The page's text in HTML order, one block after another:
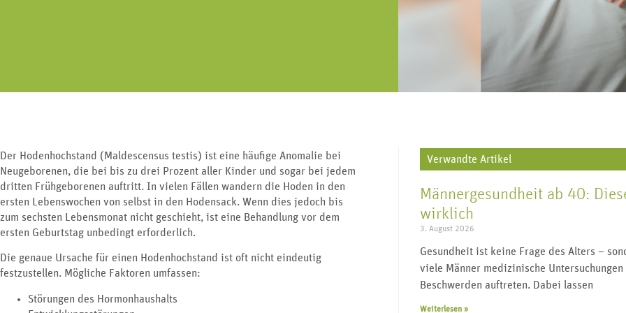
Geschlechtskrankheiten,
Transgender, Wechseljahre uvm.
„Urologie für alle“ lebt von regem
Austausch und vielen Impulsgebern.
Werden Sie Teil der Community und
folgen Sie uns.
Der Hodenhochstand (Maldescensus testis) ist eine häufige Anomalie bei
Neugeborenen, die bei bis zu drei Prozent aller Kinder und sogar bei jedem
dritten Frühgeborenen auftritt. In vielen Fällen wandern die Hoden in den
ersten Lebenswochen von selbst in den Hodensack. Wenn dies jedoch bis
zum sechsten Lebensmonat nicht geschieht, ist eine Behandlung vor dem
ersten Geburtstag unbedingt erforderlich.
Die genaue Ursache für einen Hodenhochstand ist oft nicht eindeutig
festzustellen. Mögliche Faktoren umfassen:
Störungen des Hormonhaushalts
Verwandte Artikel
Männergesundheit ab 40:
wirklich
3. August 2026
Gesundheit ist keine Frage des Alters –
viele Männer medizinische
Beschwerden auftreten. Dabei lassen
Weiterlesen »